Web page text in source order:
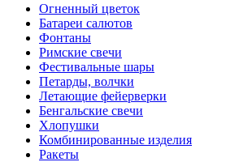
Огненный цветок
Батареи салютов
Фонтаны
Римские свечи
Фестивальные шары
Петарды, волчки
Летающие фейерверки
Бенгальские свечи
Хлопушки
Комбинированные изделия
Ракеты